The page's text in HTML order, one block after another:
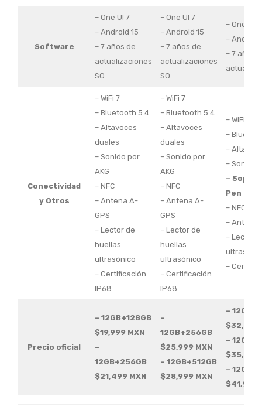
Software
– One UI 7
– Android 15
– 7 años de
actualizaciones
SO
– One UI 7
– Android 15
– 7 años de
actualizaciones
SO
– One UI 7
– Android
– 7 años
Conectividad
y Otros
– WiFi 7
– Bluetooth 5.4
– Altavoces
duales
– Sonido por
AKG
– NFC
– Antena A-
GPS
– Lector de
huellas
ultrasónico
– Certificación
IP68
– WiFi 7
– Bluetooth 5.4
– Altavoces
duales
– Sonido por
AKG
– NFC
– Antena A-
GPS
– Lector de
huellas
ultrasónico
– Certificación
IP68
– WiFi 7
–
–
– Sonido
–
Pen
– NFC
– Antena
– Lector
–
Precio oficial
– 12GB+128GB
$19,999 MXN
–
12GB+256GB
$21,499 MXN
–
12GB+256GB
$25,999 MXN
– 12GB+512GB
$28,999 MXN
–
$32,999
–
$35,999
–
$41,999